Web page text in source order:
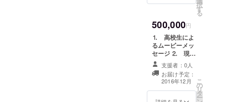
いきます。
択
す
る
500,000円
⒈ 高校生によ
るムービーメッ
セージ ⒉ 現地
での写真 ⒊
One Young
Worldの参加報
告書 ⒋ 報告書
上にお名前を記
支援者：0人
お届け予定：
2016年12月
こ
の
リ
タ
ー